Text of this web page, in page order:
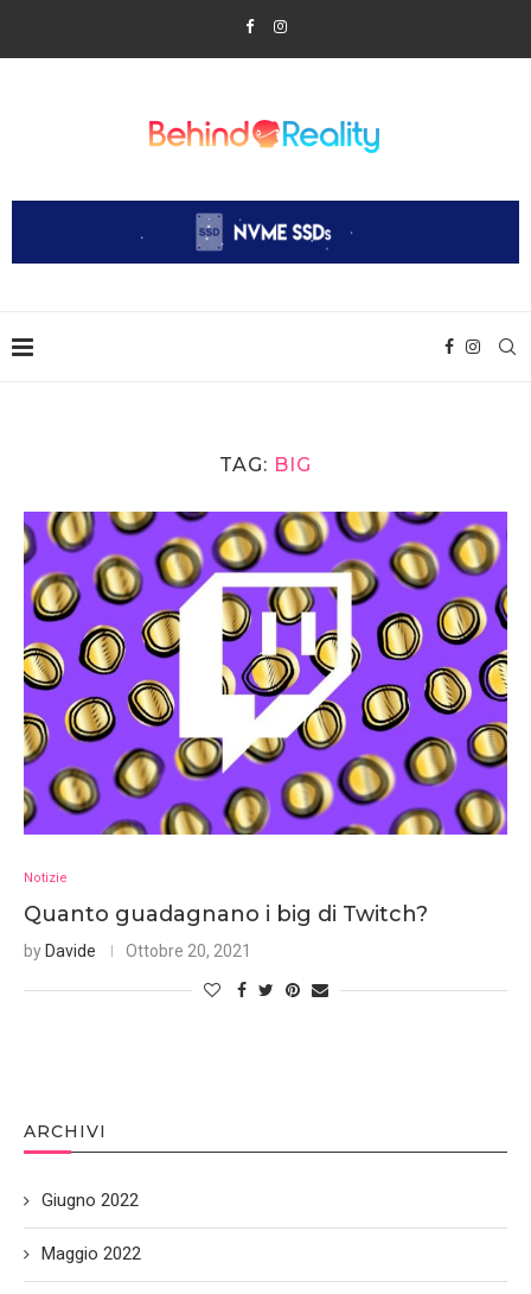
TAG: BIG
Notizie
Quanto guadagnano i big di Twitch?
by Davide Ottobre 20, 2021
ARCHIVI
Giugno 2022
Maggio 2022